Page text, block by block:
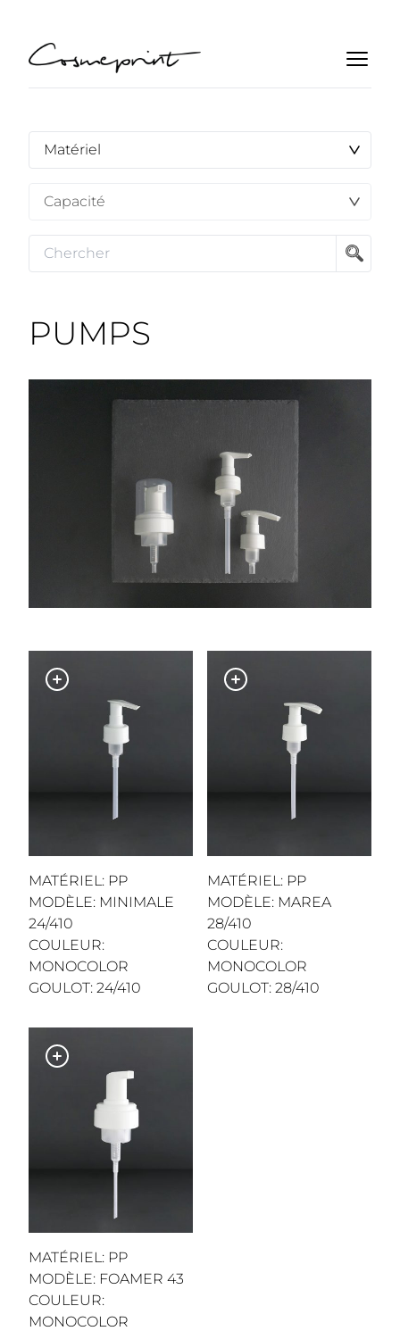
PUMPS
MATÉRIEL: PP
MODÈLE: MINIMALE
24/410
COULEUR:
MONOCOLOR
GOULOT: 24/410
MATÉRIEL: PP
MODÈLE: MAREA
28/410
COULEUR:
MONOCOLOR
GOULOT: 28/410
MATÉRIEL: PP
MODÈLE: FOAMER 43
COULEUR:
MONOCOLOR